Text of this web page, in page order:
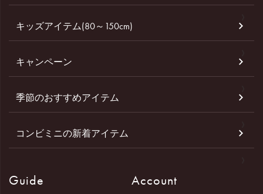
キッズアイテム(80～150cm)
キャンペーン
季節のおすすめアイテム
コンビミニの新着アイテム
Guide Account